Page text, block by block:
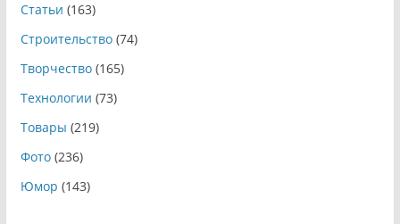
Статьи (163)
Строительство(74)
Творчество(165)
Технологии (73)
Товары (219)
Фото(236)
Юмор (143)